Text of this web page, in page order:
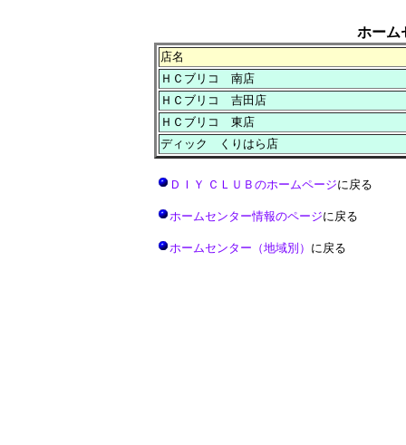
ホーム
店名
ＨＣブリコ 南店
ＨＣブリコ 吉田店
ＨＣブリコ 東店
ディック くりはら店
ＤＩＹ ＣＬＵＢのホームページに戻る
ホームセンター情報のページに戻る
ホームセンター（地域別） に戻る